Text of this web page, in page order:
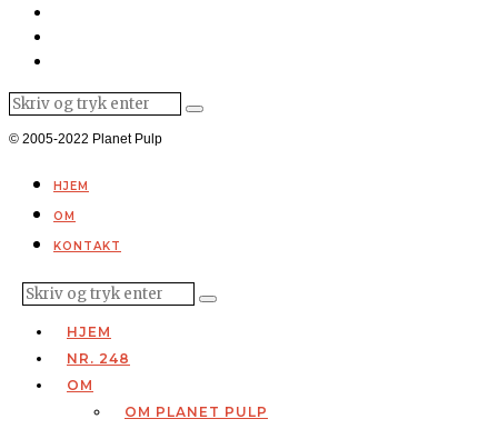
© 2005-2022 Planet Pulp
HJEM
OM
KONTAKT
HJEM
NR. 248
OM
OM PLANET PULP